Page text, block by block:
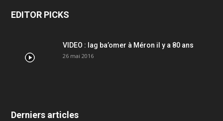
EDITOR PICKS
VIDEO : lag ba’omer à Méron il y a 80 ans
26 mai 2016
Derniers articles